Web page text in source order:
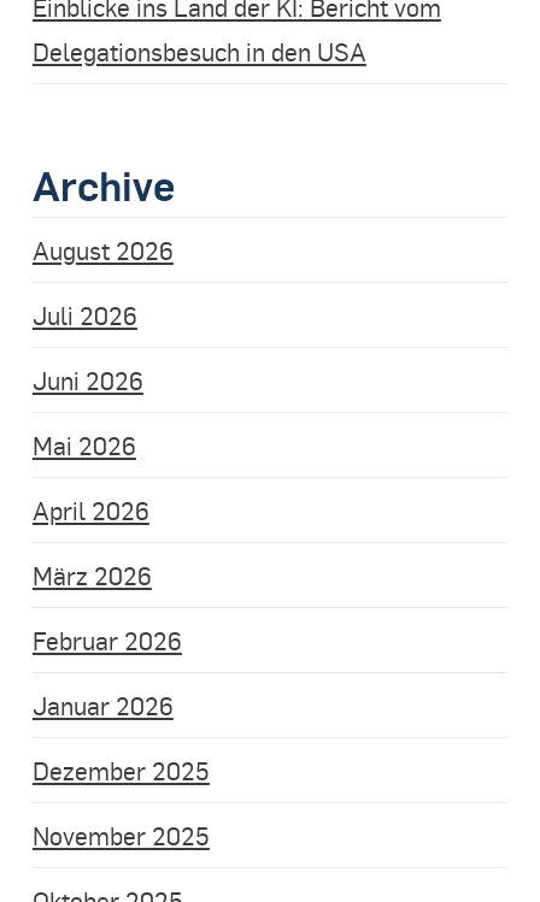
Einblicke ins Land der KI: Bericht vom
Delegationsbesuch in den USA
Archive
August 2026
Juli 2026
Juni 2026
Mai 2026
April 2026
März 2026
Februar 2026
Januar 2026
Dezember 2025
November 2025